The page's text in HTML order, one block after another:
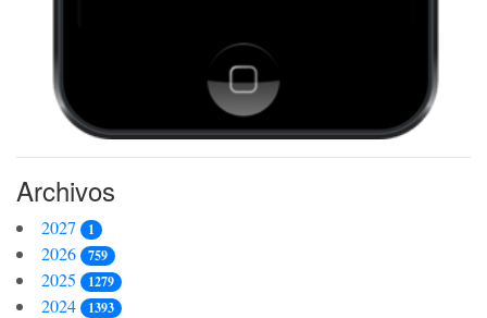
Archivos
2027 1
2026 759
2025 1279
2024 1393